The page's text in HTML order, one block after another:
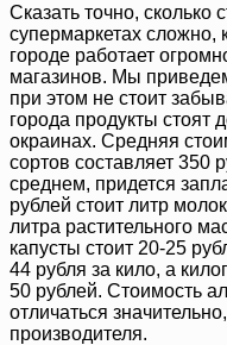
Сказать точно, сколько
супермаркетах сложно,
городе работает
магазинов. Мы
при этом не стоит
города продукты стоят
окраинах. Средняя
сортов составляет 350
среднем, придется
рублей стоит литр
литра растительного
капусты стоит 20-25
44 рубля за кило, а
50 рублей. Стоимость
отличаться
производителя.